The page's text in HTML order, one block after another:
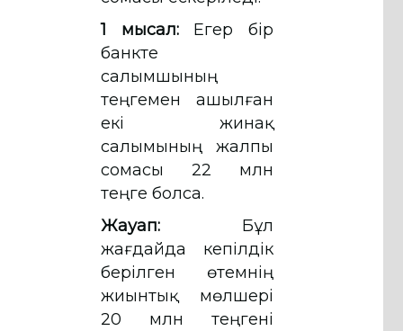
1 мысал: Егер бір
банкте
салымшының
теңгемен ашылған
екі жинақ
салымының жалпы
сомасы 22 млн
теңге болса.
Жауап: Бұл
жағдайда кепілдік
берілген өтемнің
жиынтық мөлшері
20 млн теңгені